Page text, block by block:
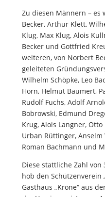
Zu diesen Männern –
Becker, Arthur Klett,
Klug, Max Klug, Alois
Becker und Gottfried
weiteren, von Norbert
geleiteten
Wilhelm Schöpke, Leo
Horn, Helmut Baumert,
Rudolf Fuchs, Adolf
Bobrowski, Edmund
Krug, Alois Langner,
Urban Rüttinger,
Roman Bachmann und
Diese stattliche Zahl
hob den Schützenverein
Gasthaus „Krone“ aus